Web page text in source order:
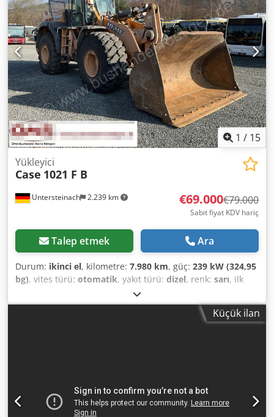
1 / 15
Untersteinach 2.239 km
Yükleyici
Case 1021 F B
€69.000€79.000
Sabit fiyat KDV hariç
Talep etmek Ara
Durum: ikinci el, kilometre: 7.980 km, güç: 239 kW (324,95
bg), vites türü: otomatik, yakıt türü: dizel, renk: sarı, ilk
2013
Additional Options and Equipment = - Air conditioning -
Radio - Power steering - Sun visor = Remarks = +++Weight:
Safety: - - Rear-view camera - - Cabin: Dkodpfsy Hu U Ajx
Ahtsr - - Air conditioning - Jet ventilation - - Exterior: - -
Küçük ilan